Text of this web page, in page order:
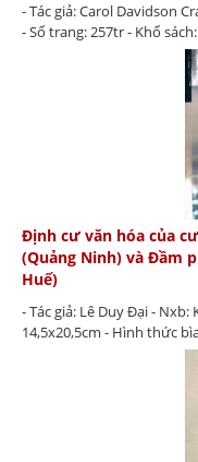
- Tác giả: Carol Davidson
- Số trang: 257tr - Khổ
Định cư văn hóa của
(Quảng Ninh) và Đầm
Huế)
- Tác giả: Lê Duy Đại - Nxb:
14,5x20,5cm - Hình thức